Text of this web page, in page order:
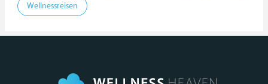
Wellnessreisen